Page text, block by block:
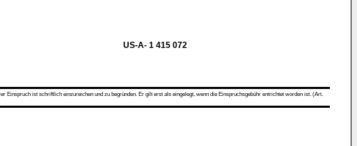
US-A- 1 415 072
Einspruch ist schriftlich einzureichen und zu begründen. Er gilt erst als eingelegt, wenn die Einspruchsgebühr entrichtet worden ist. (Art.